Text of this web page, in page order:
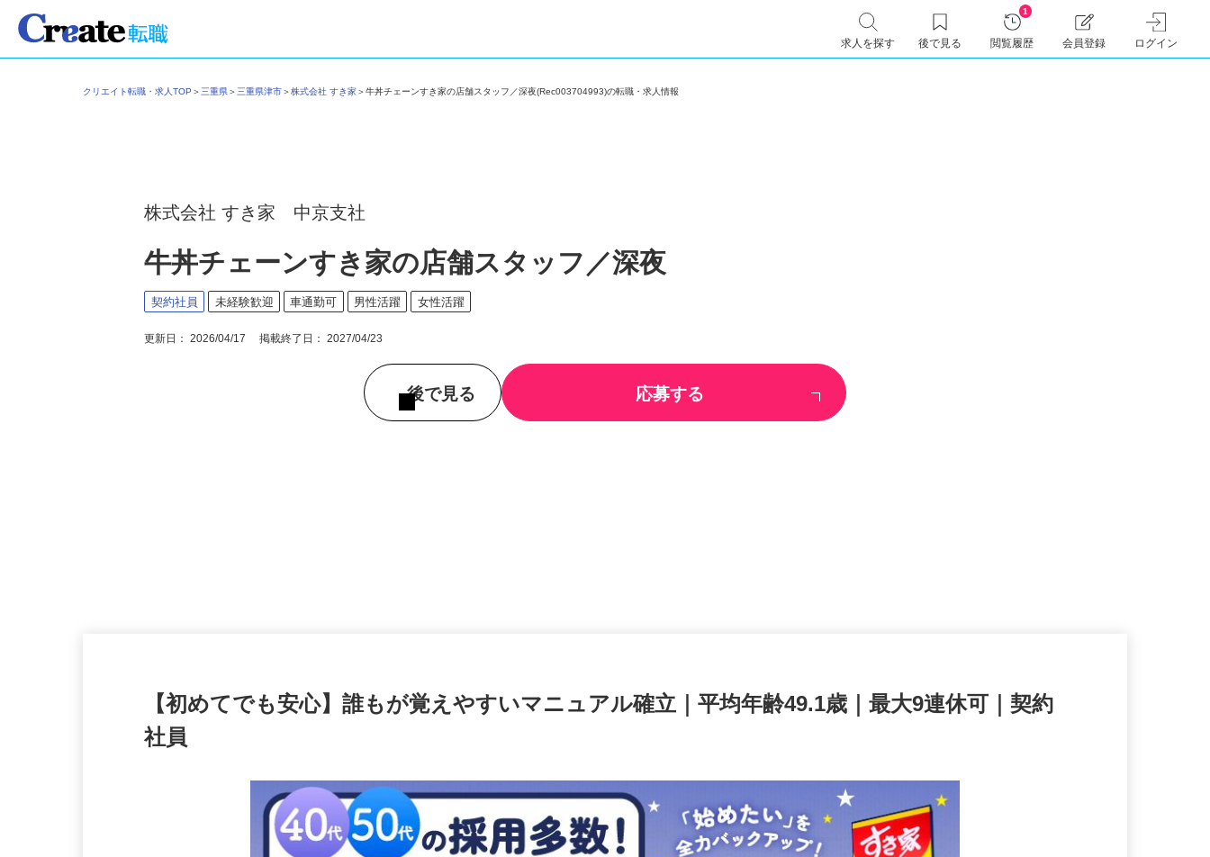
求人を探す 後で見る
1
閲覧履歴 会員登録 ログイン
クリエイト転職・求人TOP＞三重県＞三重県津市＞株式会社 すき家＞牛丼チェーンすき家の店舗スタッフ／深夜(Rec003704993)の転職・求人情報
株式会社 すき家 中京支社
牛丼チェーンすき家の店舗スタッフ／深夜
契約社員 未経験歓迎 車通勤可 男性活躍 女性活躍
更新日： 2026/04/17 掲載終了日： 2027/04/23
後で見る 応募する
【初めてでも安心】誰もが覚えやすいマニュアル確立｜平均年齢49.1歳｜最大9連休可｜契約
社員